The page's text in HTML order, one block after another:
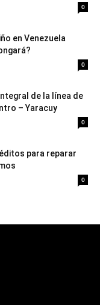
0
en Venezuela
0
de la línea de
– Yaracuy
0
para reparar
0